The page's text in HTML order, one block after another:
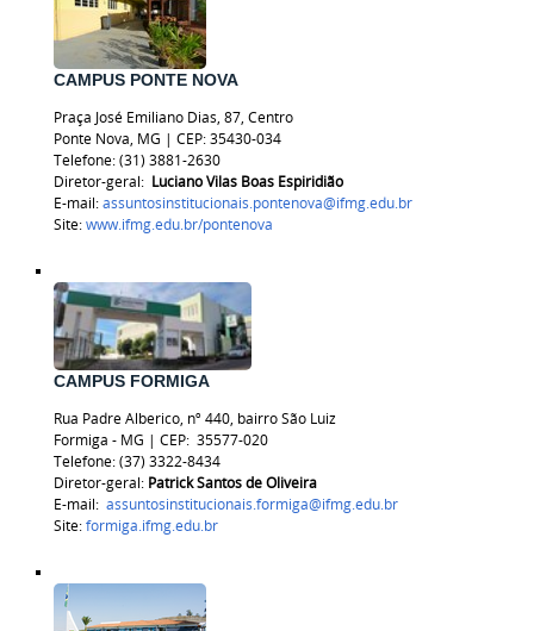
CAMPUS PONTE NOVA
Praça José Emiliano Dias, 87, Centro
Ponte Nova, MG | CEP: 35430-034
Telefone: (31) 3881-2630
Diretor-geral: Luciano Vilas Boas Espiridião
E-mail:assuntosinstitucionais.pontenova@ifmg.edu.br
Site:www.ifmg.edu.br/pontenova
CAMPUS FORMIGA
Rua Padre Alberico, nº 440, bairro São Luiz
Formiga - MG | CEP: 35577-020
Telefone: (37) 3322-8434
Diretor-geral: Patrick Santos de Oliveira
E-mail: assuntosinstitucionais.formiga@ifmg.edu.br
Site:formiga.ifmg.edu.br